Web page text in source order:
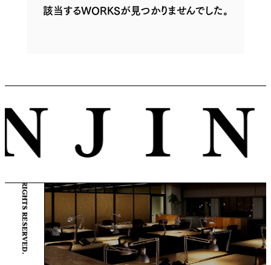
該当するWORKSが見つかりませんでした。
© ENJIN Inc. ALL RIGHTS RESERVED.